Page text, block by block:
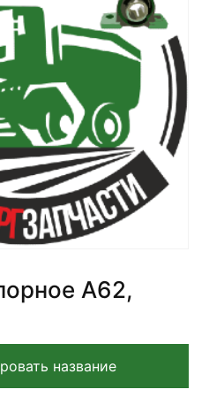
А62,
название